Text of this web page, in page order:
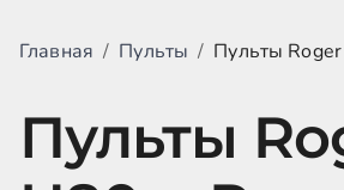
Главная / Пульты / Пульты
Пульты